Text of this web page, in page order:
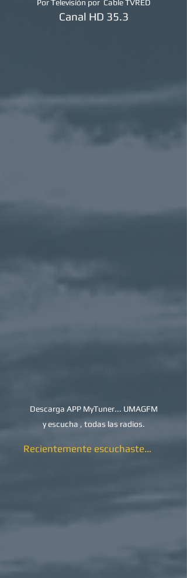
Por Televisión por Cable TVRED
Canal HD 35.3
Descarga APP MyTuner... UMAGFM
y escucha , todas las radios.
Recientemente escuchaste...